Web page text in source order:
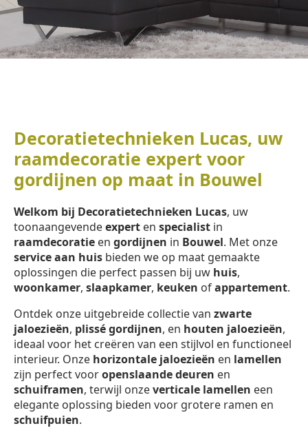
Decoratietechnieken Lucas, uw
raamdecoratie expert voor
gordijnen op maat in Bouwel
Welkom bij Decoratietechnieken Lucas, uw
toonaangevendeexpert en specialist in
raamdecoratie en gordijnen in Bouwel. Met onze
service aan huis bieden we op maat gemaakte
oplossingen die perfect passen bij uw huis,
woonkamer, slaapkamer, keuken ofappartement.
Ontdek onze uitgebreide collectie van zwarte
jaloezieën, plissé gordijnen, en houten jaloezieën,
ideaal voor het creëren van een stijlvol en functioneel
interieur. Onze horizontale jaloezieën en lamellen
zijn perfect vooropenslaande deuren en
schuiframen, terwijl onzeverticale lamellen een
elegante oplossing bieden voor grotere ramen en
schuifpuien.